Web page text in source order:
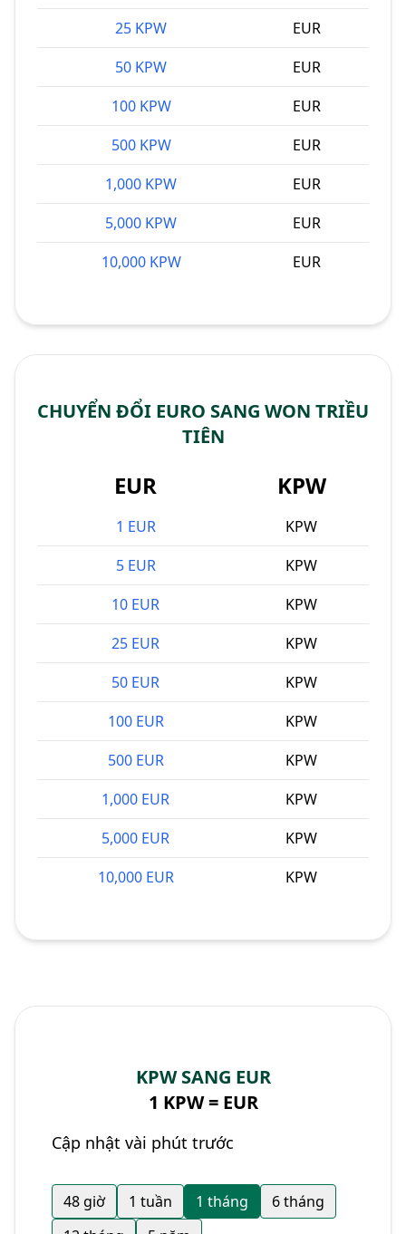
25 KPW
EUR
50 KPW
EUR
100 KPW
EUR
500 KPW
EUR
1,000 KPW
EUR
5,000 KPW
EUR
10,000 KPW
EUR
CHUYỂN ĐỔI EURO SANG WON TRIỀU
TIÊN
EUR KPW
1 EUR
KPW
5 EUR
KPW
10 EUR
KPW
25 EUR
KPW
50 EUR
KPW
100 EUR
KPW
500 EUR
KPW
1,000 EUR
KPW
5,000 EUR
KPW
10,000 EUR
KPW
KPW SANG EUR
1 KPW = EUR
Cập nhật vài phút trước
48 giờ 1 tuần 1 tháng
6 tháng